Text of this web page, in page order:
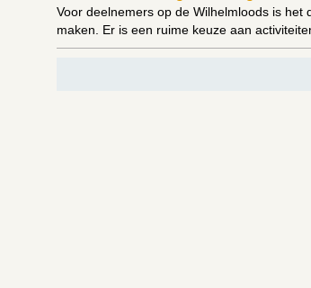
Voor deelnemers op de Wilhelmloods is
maken. Er is een ruime keuze aan